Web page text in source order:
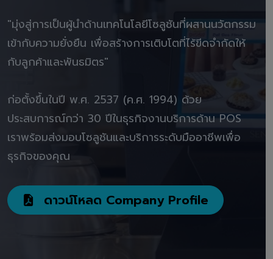
"มุ่งสู่การเป็นผู้นำด้านเทคโนโลยีโซลูชันที่ผสานนวัตกรรม
เข้ากับความยั่งยืน เพื่อสร้างการเติบโตที่ไร้ขีดจำกัดให้
กับลูกค้าและพันธมิตร"
ก่อตั้งขึ้นในปี พ.ศ. 2537 (ค.ศ. 1994) ด้วย
ประสบการณ์กว่า 30 ปีในธุรกิจงานบริการด้าน POS
เราพร้อมส่งมอบโซลูชันและบริการระดับมืออาชีพเพื่อ
ธุรกิจของคุณ
ดาวน์โหลด Company Profile